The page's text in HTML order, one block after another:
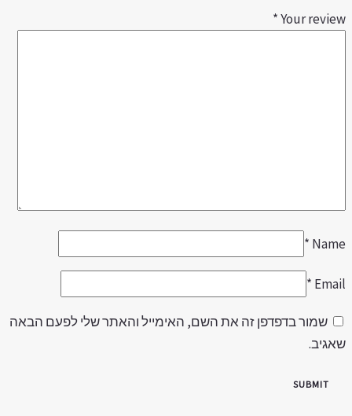
Your
*
*
*
שמור בדפדפן זה את השם, האימייל והאתר שלי לפעם הבאה